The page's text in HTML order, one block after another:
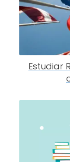
Estudiar